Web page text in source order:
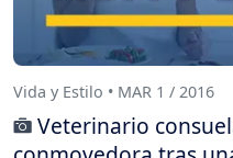
Vida y Estilo • MAR 1 / 2016
Veterinario